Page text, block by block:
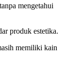
mengetahui
produk estetika.
memiliki kain